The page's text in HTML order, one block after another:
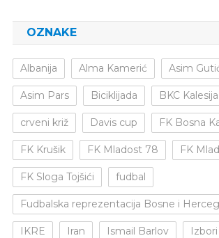
OZNAKE
Albanija Alma Kamerić Asim
Asim Pars Biciklijada BKC Kalesija
crveni križ Davis cup FK Bosna
FK Krušik FK Mladost 78 FK
FK Sloga Tojšići fudbal
Fudbalska reprezentacija Bosne i
IKRE Iran Ismail Barlov Izbori